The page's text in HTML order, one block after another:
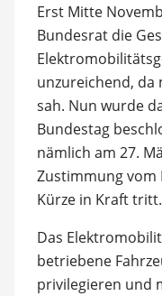
Erst Mitte
Bundesrat die
unzureichend, da
sah. Nun wurde
Bundestag
nämlich am 27.
Zustimmung vom
Kürze in Kraft tritt.
Das
betriebene
privilegieren und